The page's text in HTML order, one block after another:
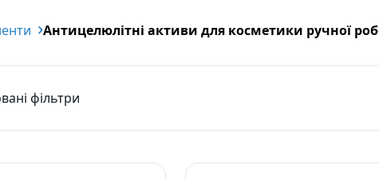
Глітери
Ефірні олії
Антицелюлітні активи для косметики ручної
фільтри